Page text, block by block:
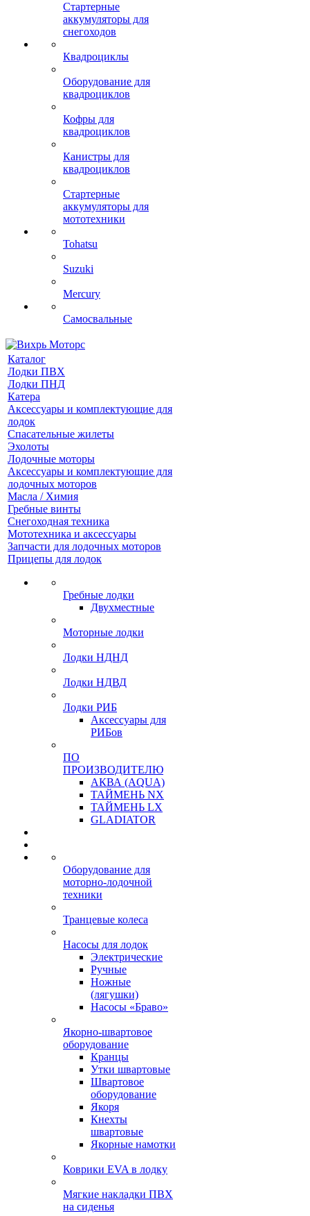
Стартерные
аккумуляторы для
снегоходов
Квадроциклы
Оборудование для
квадроциклов
Кофры для
квадроциклов
Канистры для
квадроциклов
Стартерные
аккумуляторы для
мототехники
Tohatsu
Suzuki
Mercury
Самосвальные
Каталог
Лодки ПВХ
Лодки ПНД
Катера
Аксессуары и комплектующие для
лодок
Спасательные жилеты
Эхолоты
Лодочные моторы
Аксессуары и комплектующие для
лодочных моторов
Масла / Химия
Гребные винты
Снегоходная техника
Мототехника и аксессуары
Запчасти для лодочных моторов
Прицепы для лодок
Гребные лодки
Двухместные
Моторные лодки
Лодки НДНД
Лодки НДВД
Лодки РИБ
Аксессуары для
РИБов
ПО
ПРОИЗВОДИТЕЛЮ
АКВА (AQUA)
ТАЙМЕНЬ NX
ТАЙМЕНЬ LX
GLADIATOR
Оборудование для
моторно-лодочной
техники
Транцевые колеса
Насосы для лодок
Электрические
Ручные
Ножные
(лягушки)
Насосы «Браво»
Якорно-швартовое
оборудование
Кранцы
Утки швартовые
Швартовое
оборудование
Якоря
Кнехты
швартовые
Якорные намотки
Коврики EVA в лодку
Мягкие накладки ПВХ
на сиденья